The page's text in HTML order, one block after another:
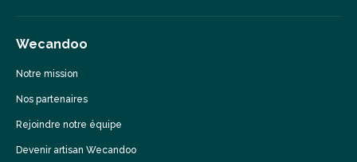
Wecandoo
Notre mission
Nos partenaires
Rejoindre notre équipe
Devenir artisan Wecandoo